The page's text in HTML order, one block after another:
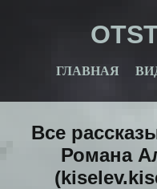
ГЛАВНАЯ
Все
Романа